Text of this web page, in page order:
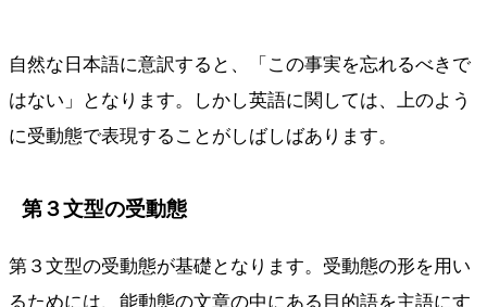
自然な日本語に意訳すると、「この事実を忘れるべきで
はない」となります。しかし英語に関しては、上のよう
に受動態で表現することがしばしばあります。
第３文型の受動態
第３文型の受動態が基礎となります。受動態の形を用い
るためには、能動態の文章の中にある目的語を主語にす